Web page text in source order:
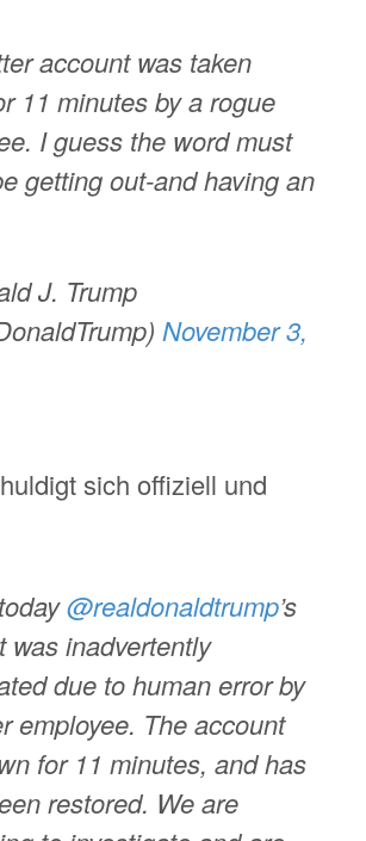
account was taken
11 minutes by a rogue
I guess the word must
getting out-and having an
J. Trump
November 3,
sich offiziell und
@realdonaldtrump’s
was inadvertently
due to human error by
employee. The account
for 11 minutes, and has
restored. We are